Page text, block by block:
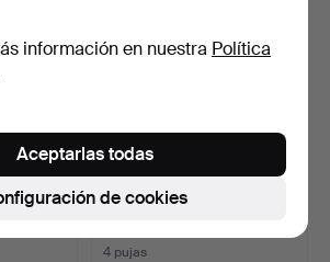
de
EINAR PALME. Bodegón de
flores, óleo sobre…
4 pujas
información en nuestra Política
de cookies
Aceptarlas todas